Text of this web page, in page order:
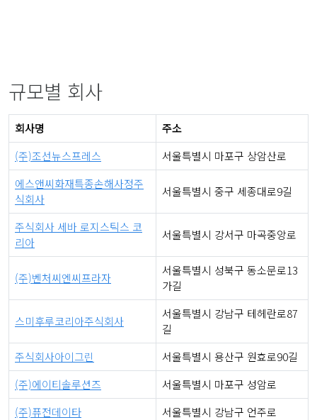
규모별 회사
회사명
주소
(주)조선뉴스프레스
서울특별시 마포구 상암산로
에스앤씨화재특종손해사정주
식회사
서울특별시 중구 세종대로9길
주식회사 세바 로지스틱스 코
리아
서울특별시 강서구 마곡중앙로
(주)벤처씨엔씨프라자
서울특별시 성북구 동소문로13
가길
스미후루코리아주식회사
서울특별시 강남구 테헤란로87
길
주식회사아이그린
서울특별시 용산구 원효로90길
(주)에이티솔루션즈
서울특별시 마포구 성암로
(주)퓨전데이타
서울특별시 강남구 언주로